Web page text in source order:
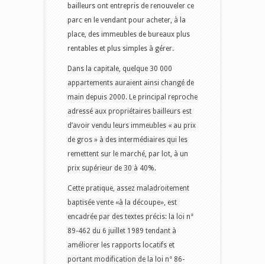
bailleurs ont entrepris de renouveler ce
parc en le vendant pour acheter, à la
place, des immeubles de bureaux plus
rentables et plus simples à gérer.
Dans la capitale, quelque 30 000
appartements auraient ainsi changé de
main depuis 2000. Le principal reproche
adressé aux propriétaires bailleurs est
d’avoir vendu leurs immeubles « au prix
de gros » à des intermédiaires qui les
remettent sur le marché, par lot, à un
prix supérieur de 30 à 40%.
Cette pratique, assez maladroitement
baptisée vente «à la découpe», est
encadrée par des textes précis: la loi n°
89-462 du 6 juillet 1989 tendant à
améliorer les rapports locatifs et
portant modification de la loi n° 86-